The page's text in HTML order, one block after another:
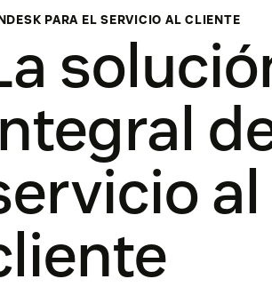
PARA EL SERVICIO AL CLIENTE
al